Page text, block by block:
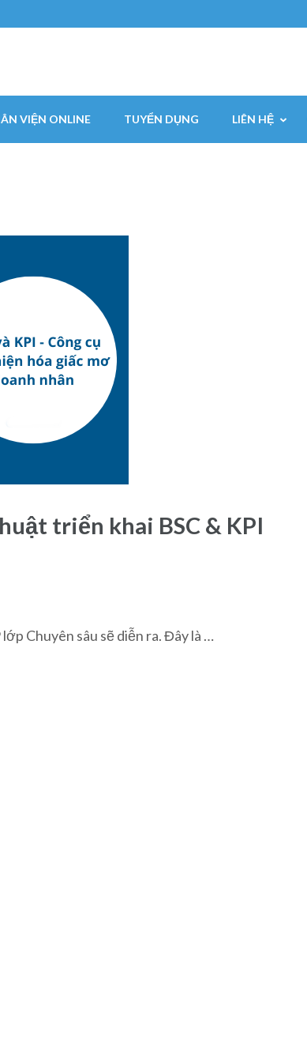
VIỆN ONLINE TUYỂN DỤNG LIÊN HỆ
triển khai BSC & KPI
Chuyên sâu sẽ diễn ra. Đây là …